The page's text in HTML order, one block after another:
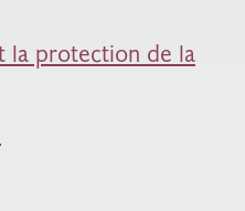
la protection de la